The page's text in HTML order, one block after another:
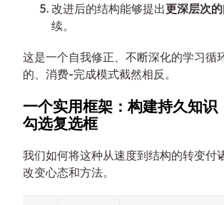
改进后的结构能够提出更深层次
续。
这是一个自我修正、不断深化的学习循
的、消费-完成模式截然相反。
一个实用框架：构建持久知识
勾选复选框
我们如何将这种从速度到结构的转变付
改变心态和方法。